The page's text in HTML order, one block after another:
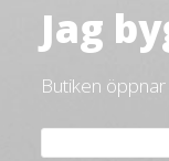
Jag
Butiken